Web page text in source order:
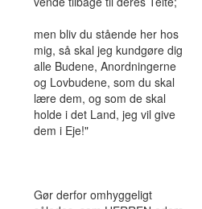
men bliv du stående her hos
mig, så skal jeg kundgøre dig
alle Budene, Anordningerne
og Lovbudene, som du skal
lære dem, og som de skal
holde i det Land, jeg vil give
dem i Eje!"
Gør derfor omhyggeligt